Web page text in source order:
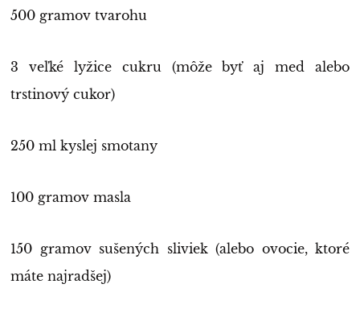
500 gramov tvarohu
3 veľké lyžice cukru (môže byť aj med alebo
trstinový cukor)
250 ml kyslej smotany
100 gramov masla
150 gramov sušených sliviek (alebo ovocie, ktoré
máte najradšej)